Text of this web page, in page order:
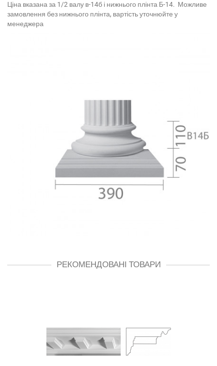
Ціна вказана за 1/2 валу в-14б і нижнього плінта Б-14. Можливе
замовлення без нижнього плінта, вартість уточнюйте у
менеджера
РЕКОМЕНДОВАНІ ТОВАРИ